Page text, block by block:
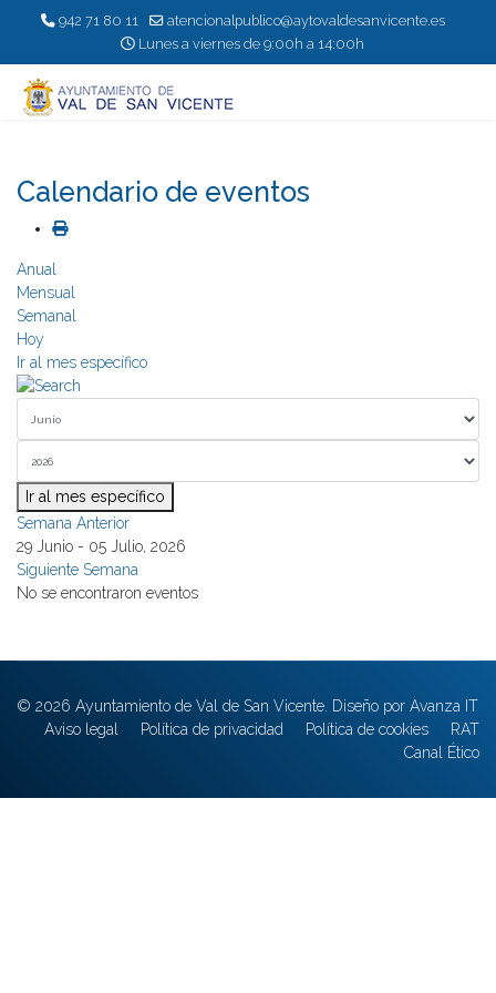
942 71 80 11
atencionalpublico@aytovaldesanvicente.es
Lunes a viernes de 9:00h a 14:00h
Calendario de eventos
Anual
Mensual
Semanal
Hoy
Ir al mes específico
Ir al mes específico
Semana Anterior
29 Junio - 05 Julio, 2026
Siguiente Semana
No se encontraron eventos
© 2026 Ayuntamiento de Val de San Vicente. Diseño por Avanza IT
Aviso legal
Política de privacidad Política de cookies
RAT
Canal Ético